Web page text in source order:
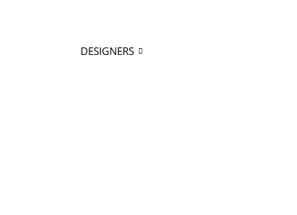
DESIGNERS